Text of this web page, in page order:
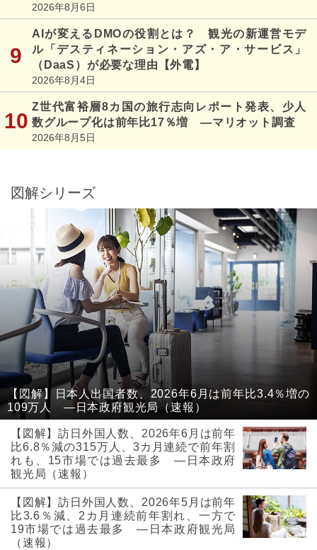
2026年8月6日
AIが変えるDMOの役割とは？ 観光の新運営モデ
ル「デスティネーション・アズ・ア・サービス」
（DaaS）が必要な理由【外電】
2026年8月4日
Z世代富裕層8カ国の旅行志向レポート発表、少人
数グループ化は前年比17％増 ―マリオット調査
2026年8月5日
図解シリーズ
【図解】日本人出国者数、2026年6月は前年比3.4％増の
109万人 ―日本政府観光局（速報）
【図解】訪日外国人数、2026年6月は前年
比6.8％減の315万人、3カ月連続で前年割
れも、15市場では過去最多 ―日本政府
観光局（速報）
【図解】訪日外国人数、2026年5月は前年
比3.6％減、2カ月連続前年割れ、一方で
19市場では過去最多 ―日本政府観光局
（速報）